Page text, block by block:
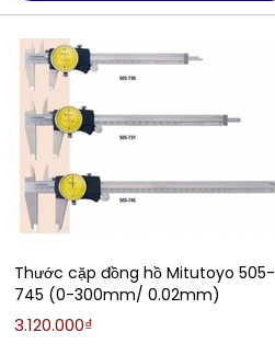
Thước cặp đồng hồ Mitutoyo 505-
745 (0-300mm/ 0.02mm)
3.120.000₫